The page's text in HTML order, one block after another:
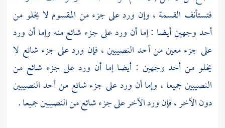
فتستأنف القسمة ، وإن ورد على جزء من المقسوم لا يخلو من
أحد وجهين أيضا : إما أن ورد على جزء شائع منه وإما أن ورد
على جزء معين من أحد النصيبين ، فإن ورد على جزء شائع لا
يخلو من أحد وجهين : أيضا إما أن ورد على جزء شائع من
النصيبين جميعا ، وإما أن ورد على جزء شائع من أحد النصيبين
دون الآخر ، فإن ورد الآخر على جزء شائع من النصيبين جميعا .